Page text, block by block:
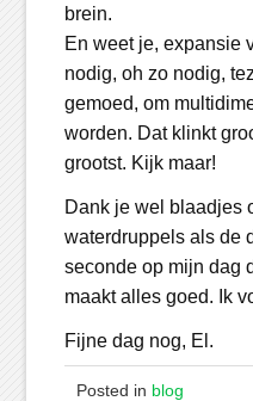
brein.
En weet je, expansie
nodig, oh zo nodig,
gemoed, om
worden. Dat klinkt
grootst. Kijk maar!
Dank je wel blaadjes
waterdruppels als de
seconde op mijn dag
maakt alles goed. Ik
Fijne dag nog, El.
Posted in blog